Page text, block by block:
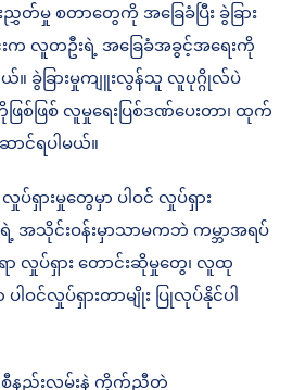
မှု စတာတွေကို အခြေခံပြီး ခွဲခြား
လူတဦးရဲ့ အခြေခံအခွင့်အရေးကို
ယ်။ ခွဲခြားမှုကျူးလွန်သူ လူပုဂ္ဂိုလ်ပဲ
ြစ်ဖြစ် လူမှုရေးပြစ်ဒဏ်ပေးတာ၊ ထုက်
ာင်ရပါမယ်။
ရှားမှုတွေမှာ ပါဝင် လှုပ်ရှား
အသိုင်းဝန်းမှာသာမကဘဲ ကမ္ဘာအရပ်
လှုပ်ရှား တောင်းဆိုမှုတွေ၊ လူထု
ဝင်လှုပ်ရှားတာမျိုး ပြုလုပ်နိုင်ပါ
စီနည်းလမ်းနဲ့ ကိုက်ညီတဲ့